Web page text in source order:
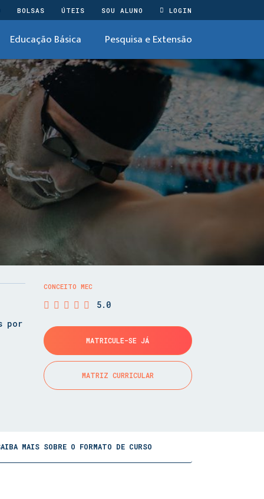
BOLSAS ÚTEIS SOU ALUNO LOGIN
Educação Básica Pesquisa e Extensão
por
CONCEITO MEC
5.0
MATRICULE-SE JÁ
MATRIZ CURRICULAR
MAIS SOBRE O FORMATO DE CURSO